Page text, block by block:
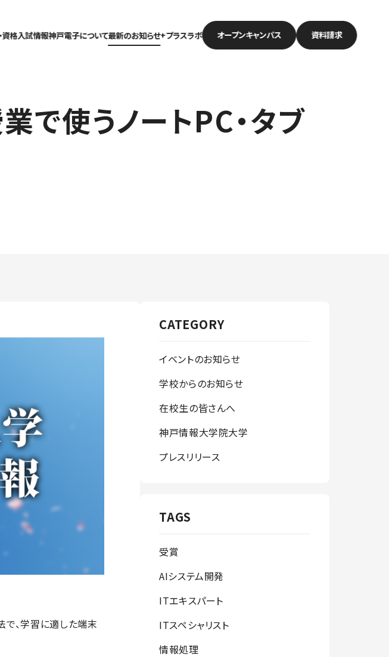
資格入試情報神戸電子について最新のお知らせ+プラスラボ オープンキャンパス 資料請求
で使うノートPC・タブ
で、学習に適した端末
CATEGORY
イベントのお知らせ
学校からのお知らせ
在校生の皆さんへ
神戸情報大学院大学
プレスリリース
TAGS
受賞
AIシステム開発
ITエキスパート
ITスペシャリスト
情報処理